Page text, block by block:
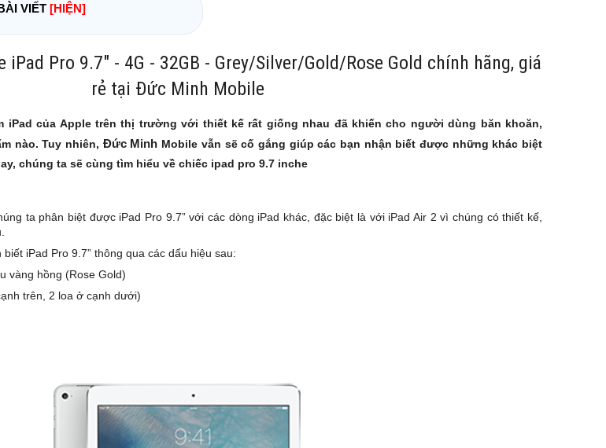
VIẾT [HIỆN]
iPad Pro 9.7" - 4G - 32GB - Grey/Silver/Gold/Rose Gold chính hãng, giá
rẻ tại Đức Minh Mobile
iPad của Apple trên thị trường với thiết kế rất giống nhau đã khiến cho người dùng băn khoăn,
nào. Tuy nhiên, Đức Minh Mobile vẫn sẽ cố gắng giúp các bạn nhận biết được những khác biệt
chúng ta sẽ cùng tìm hiểu về chiếc ipad pro 9.7 inche
ta phân biệt được iPad Pro 9.7” với các dòng iPad khác, đặc biệt là với iPad Air 2 vì chúng có thiết kế,
iPad Pro 9.7” thông qua các dấu hiệu sau:
vàng hồng (Rose Gold)
trên, 2 loa ở cạnh dưới)